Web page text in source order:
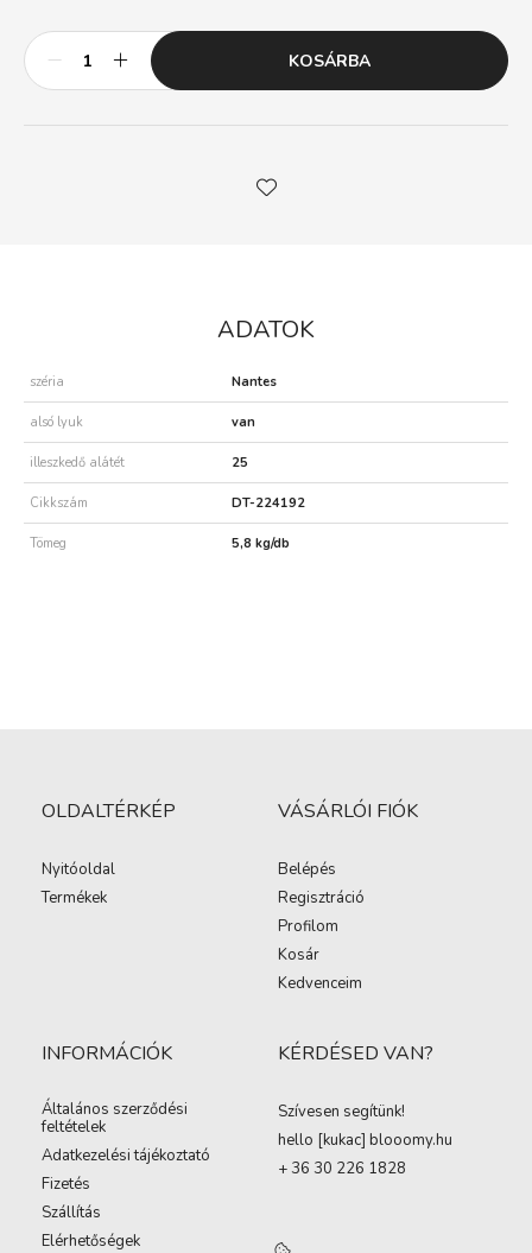
KOSÁRBA
ADATOK
széria Nantes
alsó lyuk van
illeszkedő alátét 25
Cikkszám DT-224192
Tömeg 5,8 kg/db
OLDALTÉRKÉP
Nyitóoldal
Termékek
VÁSÁRLÓI FIÓK
Belépés
Regisztráció
Profilom
Kosár
Kedvenceim
INFORMÁCIÓK
Általános szerződési
feltételek
Adatkezelési tájékoztató
Fizetés
Szállítás
Elérhetőségek
KÉRDÉSED VAN?
Szívesen segítünk!
hello [kukac] blooomy.hu
+ 36 30 226 1828